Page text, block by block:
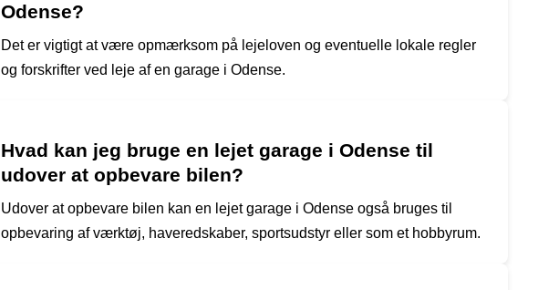
Odense?
Det er vigtigt at være opmærksom på lejeloven og eventuelle lokale regler
og forskrifter ved leje af en garage i Odense.
Hvad kan jeg bruge en lejet garage i Odense til
udover at opbevare bilen?
Udover at opbevare bilen kan en lejet garage i Odense også bruges til
opbevaring af værktøj, haveredskaber, sportsudstyr eller som et hobbyrum.